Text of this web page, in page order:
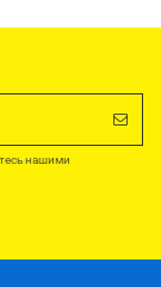
нашими